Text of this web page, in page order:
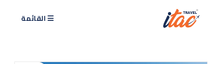
القائمة